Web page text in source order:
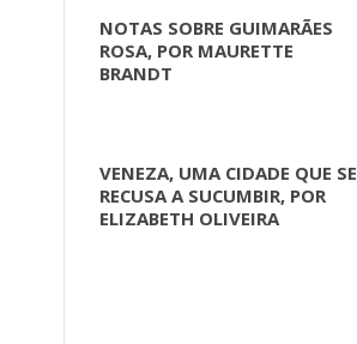
NOTAS SOBRE GUIMARÃES
ROSA, POR MAURETTE
BRANDT
VENEZA, UMA CIDADE QUE SE
RECUSA A SUCUMBIR, POR
ELIZABETH OLIVEIRA